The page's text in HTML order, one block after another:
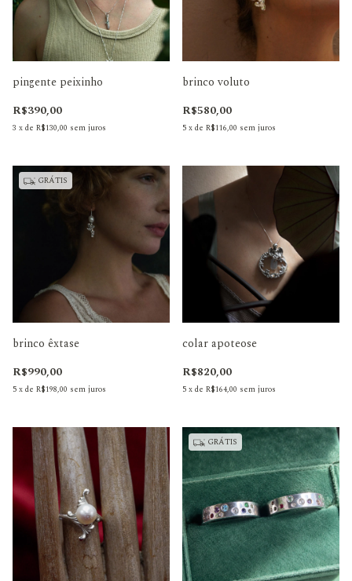
pingente peixinho
R$390,00
3 xde R$130,00 sem juros
brinco voluto
R$580,00
5xde R$116,00 sem juros
GRÁTIS
brinco êxtase
R$990,00
5xde R$198,00 sem juros
colar apoteose
R$820,00
5xde R$164,00 sem juros
GRÁTIS